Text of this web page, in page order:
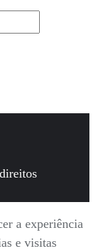
a experiência
e visitas